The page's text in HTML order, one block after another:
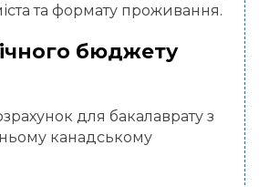
та формату проживання.
бюджету
для бакалаврату з
канадському